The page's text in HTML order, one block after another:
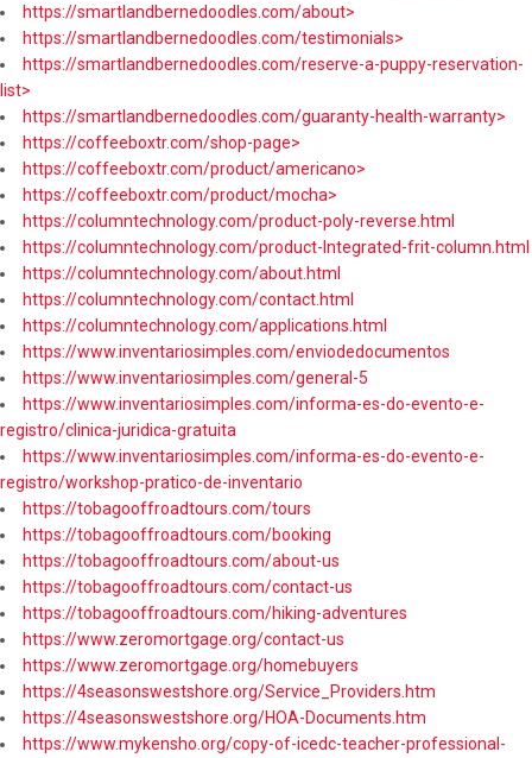
https://smartlandbernedoodles.com/about>
https://smartlandbernedoodles.com/testimonials>
https://smartlandbernedoodles.com/reserve-a-puppy-reservation-
list>
https://smartlandbernedoodles.com/guaranty-health-warranty>
https://coffeeboxtr.com/shop-page>
https://coffeeboxtr.com/product/americano>
https://coffeeboxtr.com/product/mocha>
https://columntechnology.com/product-poly-reverse.html
https://columntechnology.com/product-Integrated-frit-column.html
https://columntechnology.com/about.html
https://columntechnology.com/contact.html
https://columntechnology.com/applications.html
https://www.inventariosimples.com/enviodedocumentos
https://www.inventariosimples.com/general-5
https://www.inventariosimples.com/informa-es-do-evento-e-
registro/clinica-juridica-gratuita
https://www.inventariosimples.com/informa-es-do-evento-e-
registro/workshop-pratico-de-inventario
https://tobagooffroadtours.com/tours
https://tobagooffroadtours.com/booking
https://tobagooffroadtours.com/about-us
https://tobagooffroadtours.com/contact-us
https://tobagooffroadtours.com/hiking-adventures
https://www.zeromortgage.org/contact-us
https://www.zeromortgage.org/homebuyers
https://4seasonswestshore.org/Service_Providers.htm
https://4seasonswestshore.org/HOA-Documents.htm
https://www.mykensho.org/copy-of-icedc-teacher-professional-